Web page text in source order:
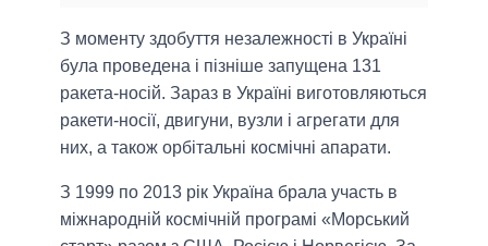
З моменту здобуття незалежності в Україні
була проведена і пізніше запущена 131
ракета-носій. Зараз в Україні виготовляються
ракети-носії, двигуни, вузли і агрегати для
них, а також орбітальні космічні апарати.
З 1999 по 2013 рік Україна брала участь в
міжнародній космічній програмі «Морський